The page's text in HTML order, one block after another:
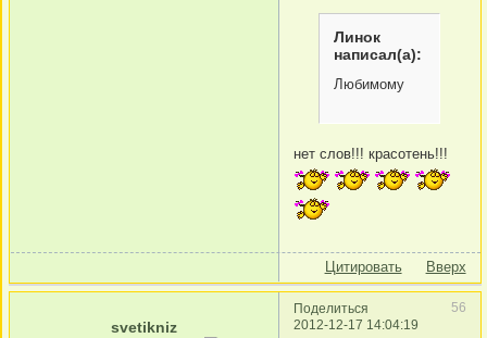
Линок
написал(а):
Любимому
нет слов!!! красотень!!!
Цитировать Вверх
Поделиться
56
2012-12-17 14:04:19
svetikniz